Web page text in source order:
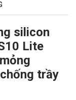
silicon
Lite
trầy